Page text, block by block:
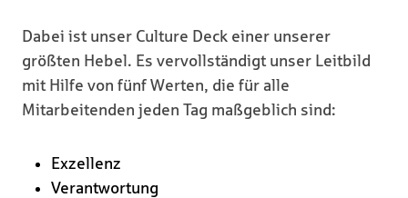
Dabei ist unser Culture Deck einer unserer
größten Hebel. Es vervollständigt unser Leitbild
mit Hilfe von fünf Werten, die für alle
Mitarbeitenden jeden Tag maßgeblich sind:
Exzellenz
Verantwortung